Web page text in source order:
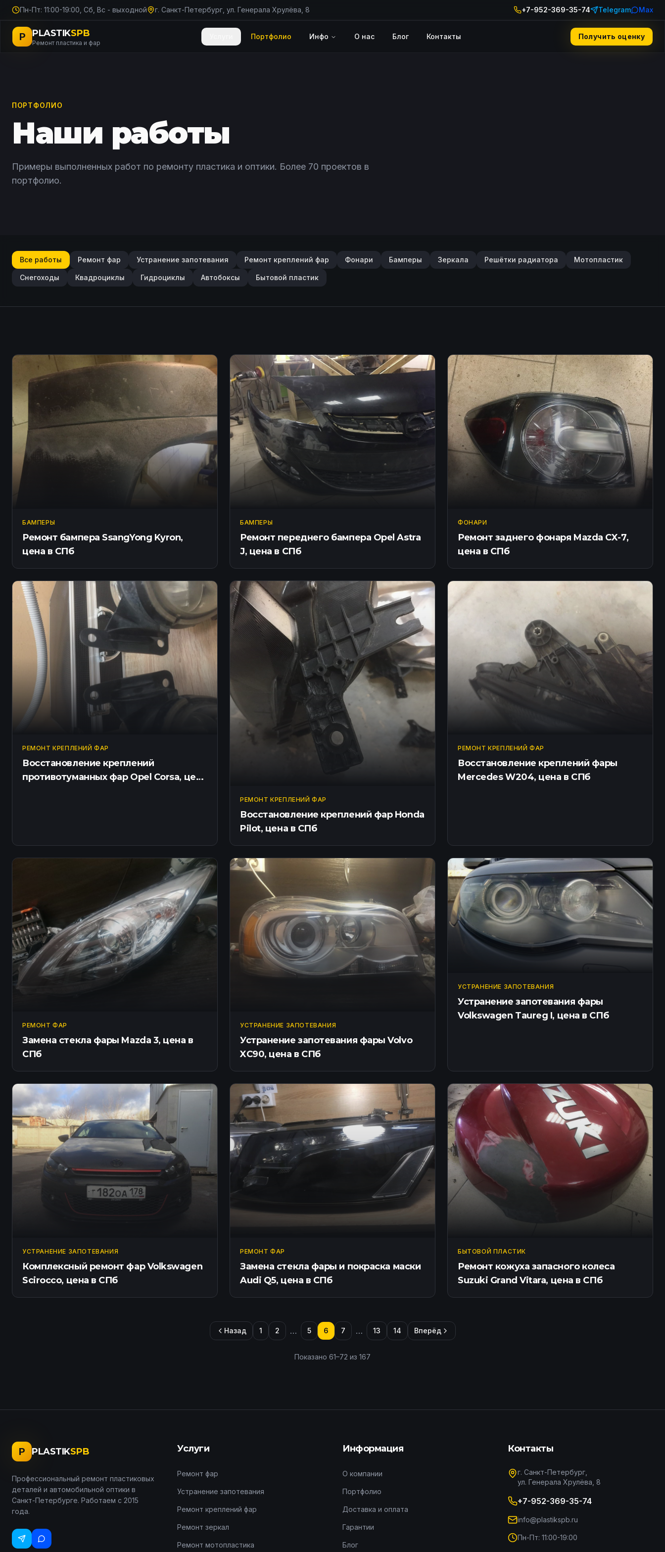
Пн-Пт: 11:00-19:00, Сб, Вс - выходной г. Санкт-Петербург, ул. Генерала Хрулёва, 8 +7-952-369-35-74 Telegram Max
P PLASTIKSPB
Ремонт пластика и фар
Портфолио Инфо О нас Блог Контакты Получить оценку
ПОРТФОЛИО
Наши работы
Примеры выполненных работ по ремонту пластика и оптики. Более 70 проектов в
портфолио.
Все работы Ремонт фар Устранение запотевания Ремонт креплений фар Фонари Бамперы Зеркала Решётки радиатора Мотопластик
Снегоходы Квадроциклы Гидроциклы Автобоксы Бытовой пластик
БАМПЕРЫ
Ремонт бампера SsangYong Kyron,
цена в СПб
БАМПЕРЫ
Ремонт переднего бампера Opel Astra
J, цена в СПб
ФОНАРИ
Ремонт заднего фонаря Mazda CX-7,
цена в СПб
РЕМОНТ КРЕПЛЕНИЙ ФАР
Восстановление креплений
противотуманных фар Opel Corsa, цена
РЕМОНТ КРЕПЛЕНИЙ ФАР
Восстановление креплений фар Honda
Pilot, цена в СПб
РЕМОНТ КРЕПЛЕНИЙ ФАР
Восстановление креплений фары
Mercedes W204, цена в СПб
РЕМОНТ ФАР
Замена стекла фары Mazda 3, цена в
СПб
УСТРАНЕНИЕ ЗАПОТЕВАНИЯ
Устранение запотевания фары Volvo
XC90, цена в СПб
УСТРАНЕНИЕ ЗАПОТЕВАНИЯ
Устранение запотевания фары
Volkswagen Taureg I, цена в СПб
УСТРАНЕНИЕ ЗАПОТЕВАНИЯ
Комплексный ремонт фар Volkswagen
Scirocco, цена в СПб
РЕМОНТ ФАР
Замена стекла фары и покраска маски
Audi Q5, цена в СПб
БЫТОВОЙ ПЛАСТИК
Ремонт кожуха запасного колеса
Suzuki Grand Vitara, цена в СПб
Назад 1 2 … 5 6 7 … 13 14 Вперёд
Показано 61–72 из 167
P PLASTIKSPB
Профессиональный ремонт пластиковых
деталей и автомобильной оптики в
Санкт-Петербурге. Работаем с 2015
года.
Услуги
Ремонт фар
Устранение запотевания
Ремонт креплений фар
Ремонт зеркал
Ремонт мотопластика
Информация
О компании
Портфолио
Доставка и оплата
Гарантии
Блог
Контакты
г. Санкт-Петербург,
ул. Генерала Хрулёва, 8
+7-952-369-35-74
info@plastikspb.ru
Пн-Пт: 11:00-19:00